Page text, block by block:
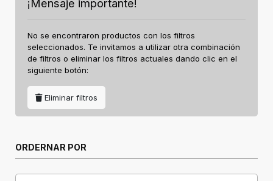
¡Mensaje importante!
No se encontraron productos con los filtros
seleccionados. Te invitamos a utilizar otra combinación
de filtros o eliminar los filtros actuales dando clic en el
siguiente botón:
Eliminar filtros
ORDERNAR POR